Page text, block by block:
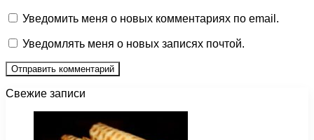
Уведомить меня о новых комментариях по email.
Уведомлять меня о новых записях почтой.
Свежие записи